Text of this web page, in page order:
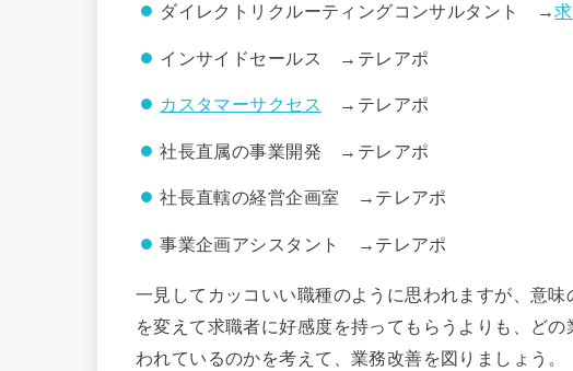
ダイレクトリクルーティングコンサルタント →
インサイドセールス →テレアポ
カスタマーサクセス →テレアポ
社長直属の事業開発 →テレアポ
社長直轄の経営企画室 →テレアポ
事業企画アシスタント →テレアポ
一見してカッコいい職種のように思われますが、意
を変えて求職者に好感度を持ってもらうよりも、ど
われているのかを考えて、業務改善を図りましょう。